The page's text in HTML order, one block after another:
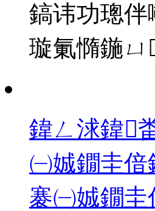
鎬讳功璁
璇氭憜鍦ㄩ
鍏ㄥ浗鍏
㈠娍鐗圭
褰㈠娍鐗